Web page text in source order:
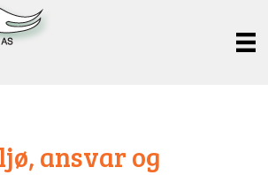
ansvar og